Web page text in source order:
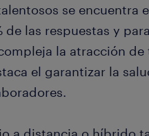
se encuentra
de las respuestas y
la atracción de
el garantizar la